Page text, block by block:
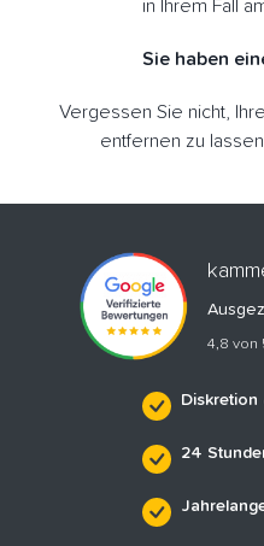
in Ihrem Fall
Sie haben
Vergessen Sie nicht,
entfernen zu
4,8 von
Diskretion
24